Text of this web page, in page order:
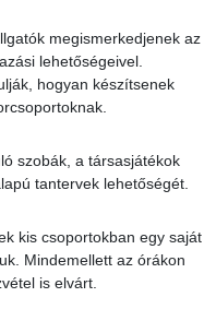
megismerkedjenek az
lehetőségeivel.
hogyan készítsenek
szobák, a társasjátékok
tantervek lehetőségét.
kis csoportokban egy saját
Mindemellett az órákon
is elvárt.